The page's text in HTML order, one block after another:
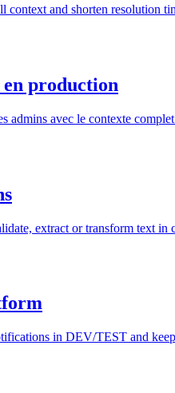
and shorten resolution
production
avec le contexte
extract or transform text in
in DEV/TEST and